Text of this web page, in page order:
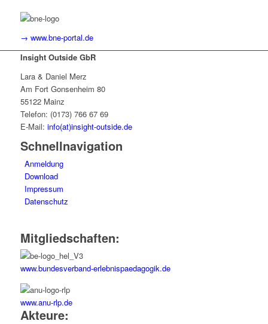
→ www.bne-portal.de
Insight Outside GbR
Lara & Daniel Merz
Am Fort Gonsenheim 80
55122 Mainz
Telefon: (0173) 766 67 69
E-Mail: info(at)insight-outside.de
Schnellnavigation
Anmeldung
Download
Impressum
Datenschutz
Mitgliedschaften:
www.bundesverband-erlebnispaedagogik.de
www.anu-rlp.de
Akteure: